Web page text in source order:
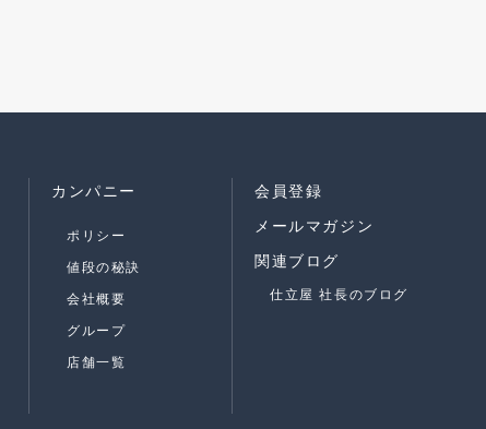
カンパニー
ポリシー
値段の秘訣
会社概要
グループ
店舗一覧
会員登録
メールマガジン
関連ブログ
仕立屋 社長のブログ